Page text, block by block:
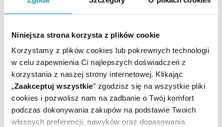
Niniejsza strona korzysta z plików cookie
Korzystamy z plików cookies lub pokrewnych technologii
w celu zapewnienia Ci najlepszych doświadczeń z
korzystania z naszej strony internetowej. Klikając
„Zaakceptuj wszystkie” zgodzisz się na wszystkie pliki
cookies i pozwolisz nam na zadbanie o Twój komfort
podczas dokonywania zakupów na podstawie Twoich
własnych preferencji, nawyków oraz dopasowania
* Oferta dotyczy zakupów powyżej 149 zł na wybrane formy
dostawy. Szczegóły w regulaminie -kliknij tutaj.
Podaj swoje imię
Podaj swój e-mail
ZAPISZ MNIE